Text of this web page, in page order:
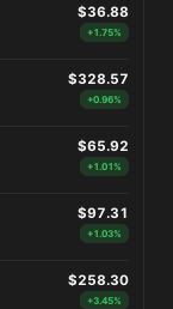
$36.88
+1.75%
$328.57
+0.96%
$65.92
+1.01%
$97.31
+1.03%
$258.30
+3.45%